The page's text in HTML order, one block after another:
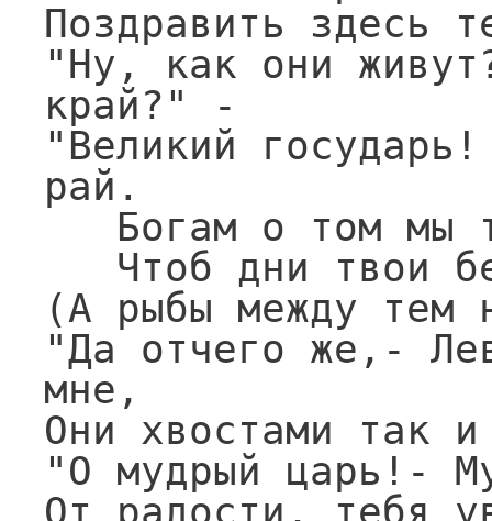
Поздравить здесь
"Ну, как они
край?" -
"Великий
рай.
(А рыбы между тем
"Да отчего же,-
мне,
Они хвостами так
"О мудрый царь!-